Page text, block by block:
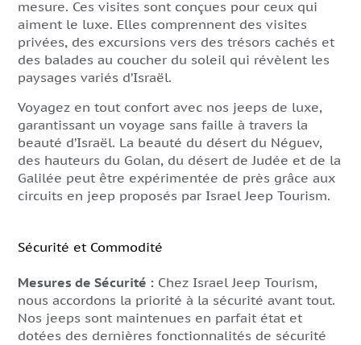
mesure. Ces visites sont conçues pour ceux qui
aiment le luxe. Elles comprennent des visites
privées, des excursions vers des trésors cachés et
des balades au coucher du soleil qui révèlent les
paysages variés d’Israël.
Voyagez en tout confort avec nos jeeps de luxe,
garantissant un voyage sans faille à travers la
beauté d’Israël. La beauté du désert du Néguev,
des hauteurs du Golan, du désert de Judée et de la
Galilée peut être expérimentée de près grâce aux
circuits en jeep proposés par Israel Jeep Tourism.
Sécurité et Commodité
Mesures de Sécurité : Chez Israel Jeep Tourism,
nous accordons la priorité à la sécurité avant tout.
Nos jeeps sont maintenues en parfait état et
dotées des dernières fonctionnalités de sécurité